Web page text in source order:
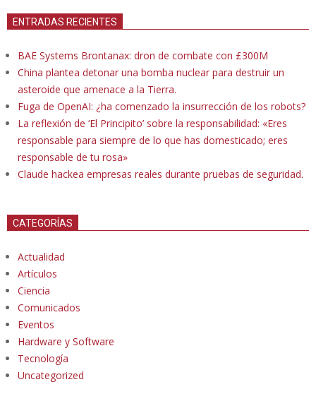
ENTRADAS RECIENTES
BAE Systems Brontanax: dron de combate con £300M
China plantea detonar una bomba nuclear para destruir un
asteroide que amenace a la Tierra.
Fuga de OpenAI: ¿ha comenzado la insurrección de los robots?
La reflexión de ‘El Principito’ sobre la responsabilidad: «Eres
responsable para siempre de lo que has domesticado; eres
responsable de tu rosa»
Claude hackea empresas reales durante pruebas de seguridad.
CATEGORÍAS
Actualidad
Artículos
Ciencia
Comunicados
Eventos
Hardware y Software
Tecnología
Uncategorized